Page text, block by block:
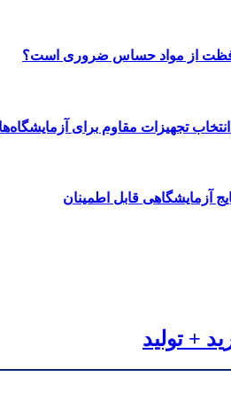
از مواد حساس ضروری است؟
تجهیزات مقاوم برای
آزمایشگاهی قابل اطمینان
+ تولید